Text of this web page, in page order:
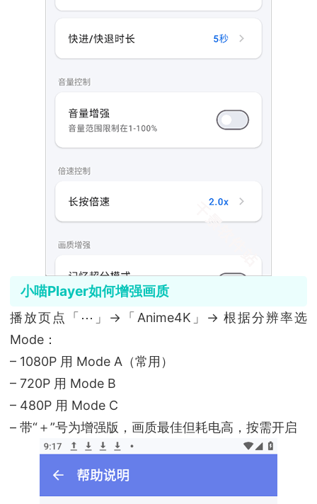
小喵Player如何增强画质
播放页点「⋯」→「Anime4K」→ 根据分辨率选
Mode：
– 1080P 用 Mode A（常用）
– 720P 用 Mode B
– 480P 用 Mode C
– 带“＋”号为增强版，画质最佳但耗电高，按需开启